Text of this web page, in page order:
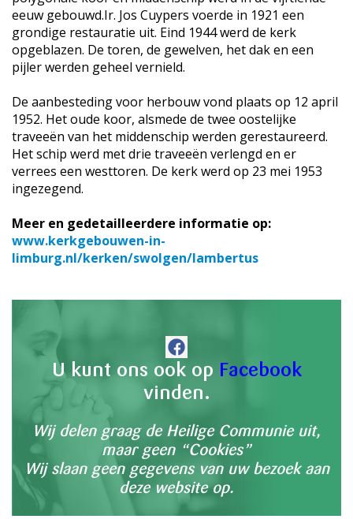
eeuw gebouwd.Ir. Jos Cuypers voerde in 1921 een
grondige restauratie uit. Eind 1944 werd de kerk
opgeblazen. De toren, de gewelven, het dak en een
pijler werden geheel vernield.
De aanbesteding voor herbouw vond plaats op 12 april
1952. Het oude koor, alsmede de twee oostelijke
traveeën van het middenschip werden gerestaureerd.
Het schip werd met drie traveeën verlengd en er
verrees een westtoren. De kerk werd op 23 mei 1953
ingezegend.
Meer en gedetailleerdere informatie op:
www.kerkgebouwen-in-
limburg.nl/kerken/swolgen/lambertus
U kunt ons ook op Facebook
vinden.
Wij delen graag de Heilige Communie uit,
maar geen “Cookies”
Wij slaan geen gegevens van uw bezoek aan
deze website op.